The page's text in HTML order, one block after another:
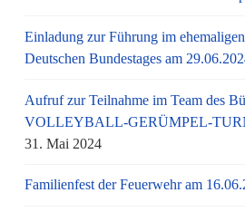
Einladung zur Führung im
Deutschen Bundestages am
Aufruf zur Teilnahme im Team des
VOLLEYBALL-GERÜMPEL-
31. Mai 2024
Familienfest der Feuerwehr am